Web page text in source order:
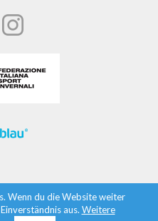
Wenn du die Website weiter
aus. Weitere